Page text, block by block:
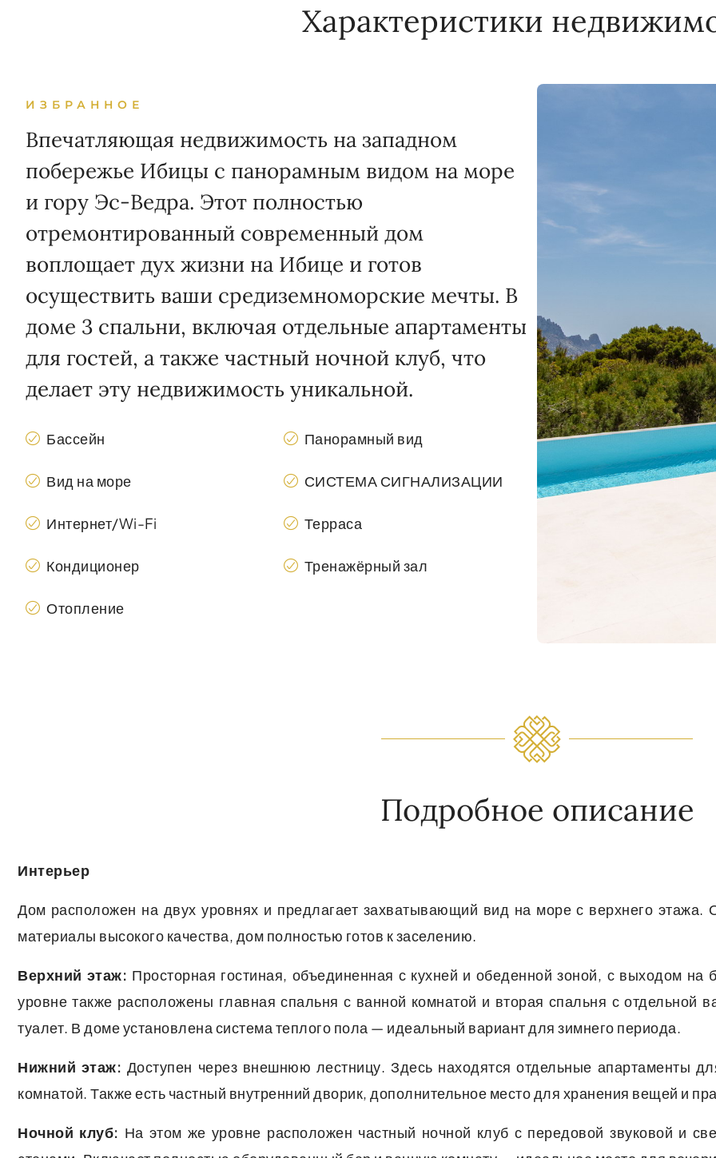
Характеристики
ИЗБРАННОЕ
Впечатляющая недвижимость на западном
побережье Ибицы с панорамным видом на море
и гору Эс-Ведра. Этот полностью
отремонтированный современный дом
воплощает дух жизни на Ибице и готов
осуществить ваши средиземноморские мечты. В
доме 3 спальни, включая отдельные апартаменты
для гостей, а также частный ночной клуб, что
делает эту недвижимость уникальной.
Бассейн
Вид на море
Интернет/Wi-Fi
Кондиционер
Отопление
Панорамный вид
СИСТЕМА СИГНАЛИЗАЦИИ
Терраса
Тренажёрный зал
Подробное описание
Интерьер
Дом расположен на двух уровнях и предлагает захватывающий вид на море с верхнего
материалы высокого качества, дом полностью готов к заселению.
Верхний этаж: Просторная гостиная, объединенная с кухней и обеденной зоной, с выходом
уровне также расположены главная спальня с ванной комнатой и вторая спальня с отдельной
туалет. В доме установлена система теплого пола — идеальный вариант для зимнего периода.
Нижний этаж: Доступен через внешнюю лестницу. Здесь находятся отдельные апартаменты
комнатой. Также есть частный внутренний дворик, дополнительное место для хранения вещей и
Ночной клуб: На этом же уровне расположен частный ночной клуб с передовой звуковой и